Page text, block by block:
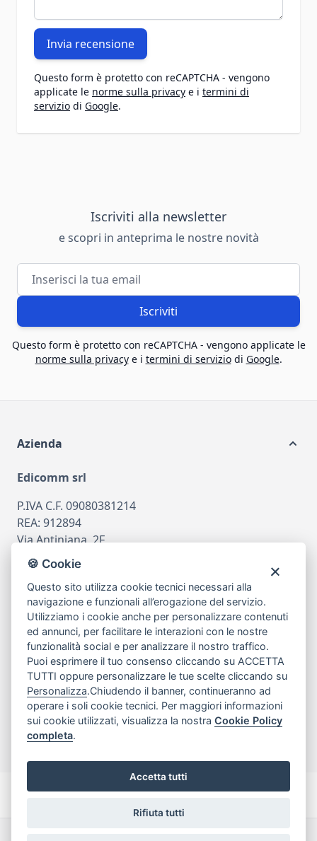
Invia recensione
Questo form è protetto con reCAPTCHA - vengono
applicate le norme sulla privacy e i termini di
servizio di Google.
Iscriviti alla newsletter
e scopri in anteprima le nostre novità
Indirizzo email
Iscriviti
Questo form è protetto con reCAPTCHA - vengono applicate le
norme sulla privacye i termini di serviziodi Google.
Azienda
Edicomm srl
P.IVA C.F. 09080381214
REA: 912894
Via Antiniana, 2F
80078 Pozzuoli
tel081.7515380
emailinfo@edicomm.it
Assistenza Clienti
Chi siamo
My Account
🍪 Cookie
Questo sito utilizza cookie tecnici necessari alla
navigazione e funzionali all’erogazione del servizio.
Utilizziamo i cookie anche per personalizzare contenuti
ed annunci, per facilitare le interazioni con le nostre
funzionalità social e per analizzare il nostro traffico.
Puoi esprimere il tuo consenso cliccando su ACCETTA
TUTTI oppure personalizzare le tue scelte cliccando su
Personalizza.Chiudendo il banner, continueranno ad
operare i soli cookie tecnici. Per maggiori informazioni
sui cookie utilizzati, visualizza la nostraCookie Policy
completa.
Accetta tutti
Rifiuta tutti